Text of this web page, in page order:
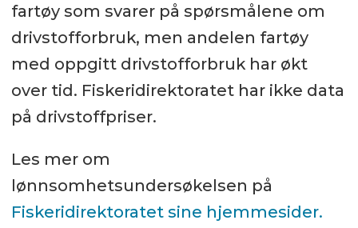
fartøy som svarer på spørsmålene om
drivstofforbruk, men andelen fartøy
med oppgitt drivstofforbruk har økt
over tid. Fiskeridirektoratet har ikke data
på drivstoffpriser.
Les mer om
lønnsomhetsundersøkelsen på
Fiskeridirektoratet sine hjemmesider.